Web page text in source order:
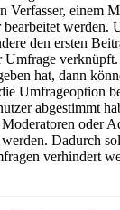
Verfasser, einem
werden.
den ersten
Umfrage
hat, dann
Umfrageoption
abgestimmt
oder
Dadurch
verhindert